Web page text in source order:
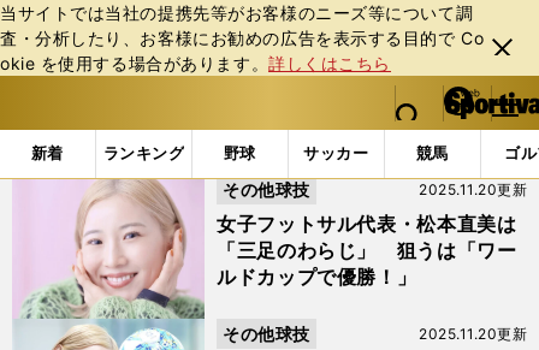
当サイトでは当社の提携先等がお客様のニーズ等について調
査・分析したり、お客様にお勧めの広告を表⽰する⽬的で Co
okie を使⽤する場合があります。詳しくはこちら
閉じ
る
web Sportiva (webスポルティーバ)
検索
マイペ
ー
ジ
メニュ
新着 ランキング 野球 サッカー 競馬 ゴ
b
ス
ー
バ
「#松本直美」の最新ニュース・ 情報
女子フットサル代表・松本直美は
「三足のわらじ」 狙うは「ワー
ルドカップで優勝！」
2025.11.20更新
その他球技
2025.11.20更新
その他球技